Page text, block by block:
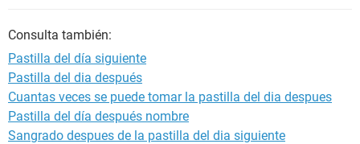
Consulta también:
Pastilla del día siguiente
Pastilla del dia después
Cuantas veces se puede tomar la pastilla del dia despues
Pastilla del día después nombre
Sangrado despues de la pastilla del dia siguiente